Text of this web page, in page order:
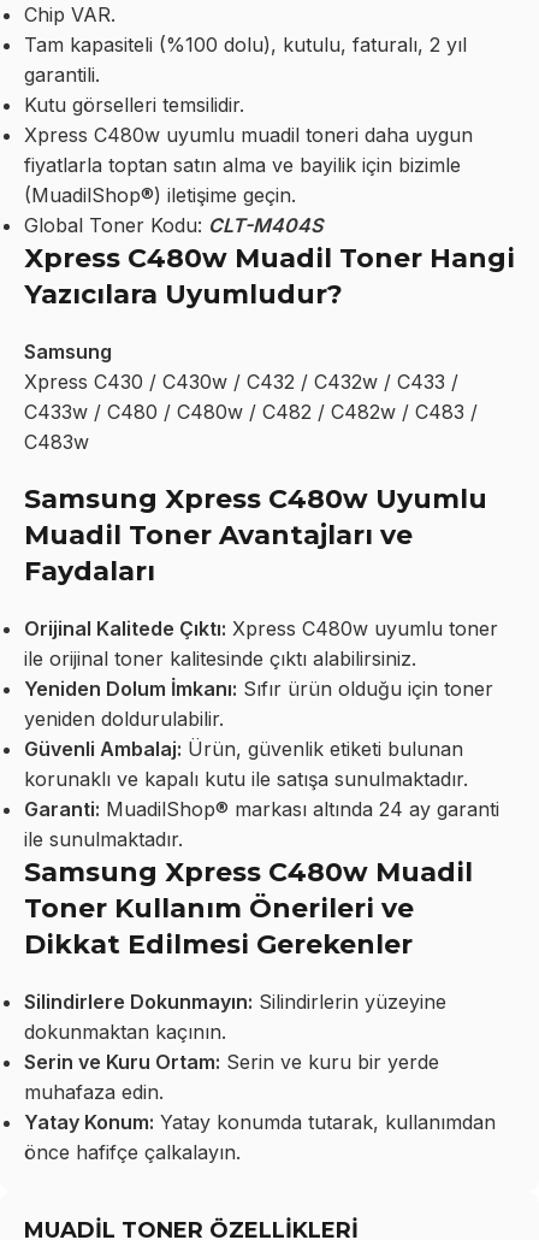
Chip VAR.
Tam kapasiteli (%100 dolu), kutulu, faturalı, 2 yıl
garantili.
Kutu görselleri temsilidir.
Xpress C480w uyumlu muadil toneri daha uygun
fiyatlarla toptan satın alma ve bayilik için bizimle
(MuadilShop®) iletişime geçin.
Global Toner Kodu: CLT-M404S
Xpress C480w Muadil Toner Hangi
Yazıcılara Uyumludur?
Samsung
Xpress C430 / C430w / C432 / C432w / C433 /
C433w / C480 / C480w / C482 / C482w / C483 /
C483w
Samsung Xpress C480w Uyumlu
Muadil Toner Avantajları ve
Faydaları
Orijinal Kalitede Çıktı: Xpress C480w uyumlu toner
ile orijinal toner kalitesinde çıktı alabilirsiniz.
Yeniden Dolum İmkanı: Sıfır ürün olduğu için toner
yeniden doldurulabilir.
Güvenli Ambalaj: Ürün, güvenlik etiketi bulunan
korunaklı ve kapalı kutu ile satışa sunulmaktadır.
Garanti: MuadilShop® markası altında 24 ay garanti
ile sunulmaktadır.
Samsung Xpress C480w Muadil
Toner Kullanım Önerileri ve
Dikkat Edilmesi Gerekenler
Silindirlere Dokunmayın: Silindirlerin yüzeyine
dokunmaktan kaçının.
Serin ve Kuru Ortam: Serin ve kuru bir yerde
muhafaza edin.
Yatay Konum: Yatay konumda tutarak, kullanımdan
önce hafifçe çalkalayın.
MUADİL TONER ÖZELLİKLERİ